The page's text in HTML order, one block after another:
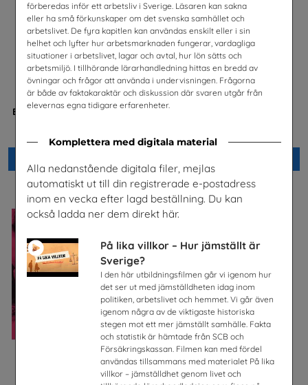
förberedas inför ett arbetsliv i Sverige. Läsaren kan sakna
eller ha små förkunskaper om det svenska samhället och
arbetslivet. De fyra kapitlen kan användas enskilt eller i sin
helhet och lyfter hur arbetsmarknaden fungerar, vardagliga
situationer i arbetslivet, lagar och avtal, hur lön sätts och
arbetsmiljö. I tillhörande lärarhandledning hittas en bredd av
övningar och frågor att använda i undervisningen. Frågorna
är både av faktakaraktär och diskussion där svaren utgår från
elevernas egna tidigare erfarenheter.
Komplettera med digitala material
Alla nedanstående digitala filer, mejlas
automatiskt ut till din registrerade e-postadress
inom en vecka efter lagd beställning. Du kan
också ladda ner dem direkt här.
På lika villkor – Hur jämställt är
Sverige?
I den här utbildningsfilmen går vi igenom hur
det ser ut med jämställdheten idag inom
politiken, arbetslivet och hemmet. Vi går även
igenom några av de viktigaste historiska
stegen mot ett mer jämställt samhälle. Fakta
och statistik är hämtade från SCB och
Försäkringskassan. Filmen kan med fördel
användas tillsammans med materialet På lika
villkor – jämställdhet genom livet och
Bostäder, hyror och historia
Säkerhet och järnväg – om
Säkra svar om hiv
Riksförbundet Noaks Ark
Checklista för undervisning
om pornografi